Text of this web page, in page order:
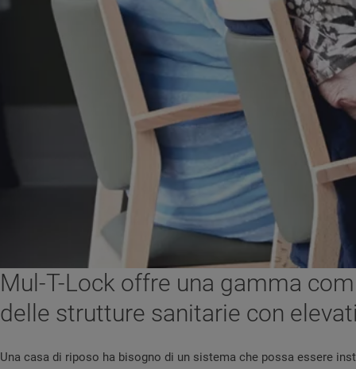
Mul-T-Lock offre una gamma
delle strutture sanitarie con
Una casa di riposo ha bisogno di un sistema che possa essere